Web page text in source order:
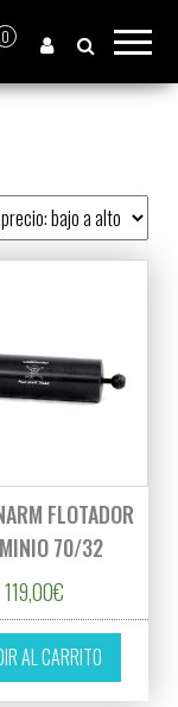
0
bajo a alto
FLOTADOR
70/32
119,00€
AL CARRITO